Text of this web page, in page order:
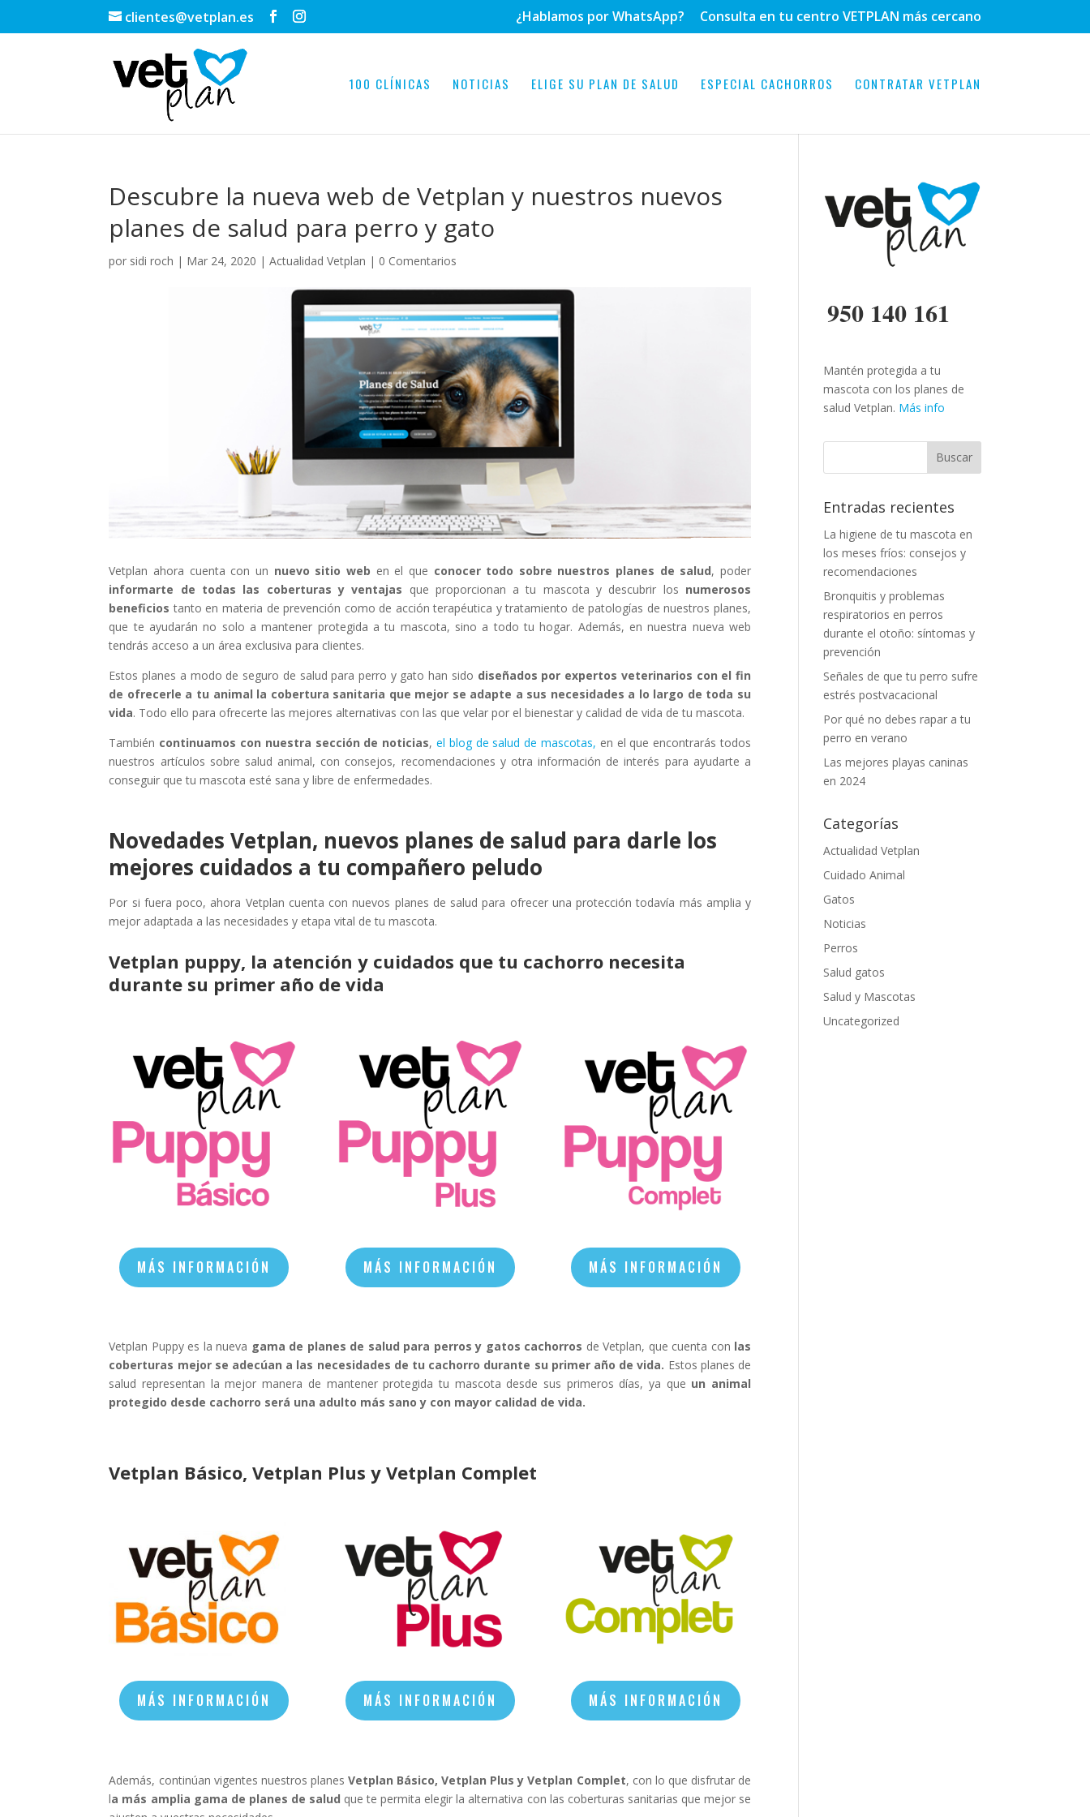
clientes@vetplan.es ¿Hablamos por WhatsApp? Consulta en tu centro VETPLAN más cercano
100 CLÍNICAS NOTICIAS ELIGE SU PLAN DE SALUD ESPECIAL CACHORROS CONTRATAR VETPLAN
Descubre la nueva web de Vetplan y nuestros nuevos
planes de salud para perro y gato
por sidi roch | Mar 24, 2020 |Actualidad Vetplan | 0 Comentarios
Vetplan ahora cuenta con un nuevo sitio web en el que conocer todo sobre nuestros planes de salud, poder
informarte de todas las coberturas y ventajas que proporcionan a tu mascota y descubrir los numerosos
beneficios tanto en materia de prevención como de acción terapéutica y tratamiento de patologías de nuestros planes,
que te ayudarán no solo a mantener protegida a tu mascota, sino a todo tu hogar. Además, en nuestra nueva web
tendrás acceso a un área exclusiva para clientes.
Estos planes a modo de seguro de salud para perro y gato han sido diseñados por expertos veterinarios con el fin
de ofrecerle a tu animal la cobertura sanitaria que mejor se adapte a sus necesidades a lo largo de toda su
vida. Todo ello para ofrecerte las mejores alternativas con las que velar por el bienestar y calidad de vida de tu mascota.
También continuamos con nuestra sección de noticias,el blog de salud de mascotas, en el que encontrarás todos
nuestros artículos sobre salud animal, con consejos, recomendaciones y otra información de interés para ayudarte a
conseguir que tu mascota esté sana y libre de enfermedades.
Novedades Vetplan, nuevos planes de salud para darle los
mejores cuidados a tu compañero peludo
Por si fuera poco, ahora Vetplan cuenta con nuevos planes de salud para ofrecer una protección todavía más amplia y
mejor adaptada a las necesidades y etapa vital de tu mascota.
Vetplan puppy, la atención y cuidados que tu cachorro necesita
durante su primer año de vida
MÁS INFORMACIÓN MÁS INFORMACIÓN MÁS INFORMACIÓN
Vetplan Puppy es la nueva gama de planes de salud para perros y gatos cachorros de Vetplan, que cuenta con las
coberturas mejor se adecúan a las necesidades de tu cachorro durante su primer año de vida. Estos planes de
salud representan la mejor manera de mantener protegida tu mascota desde sus primeros días, ya que un animal
protegido desde cachorro será una adulto más sano y con mayor calidad de vida.
Vetplan Básico, Vetplan Plus y Vetplan Complet
MÁS INFORMACIÓN MÁS INFORMACIÓN MÁS INFORMACIÓN
Además, continúan vigentes nuestros planes Vetplan Básico, Vetplan Plus y Vetplan Complet, con lo que disfrutar de
la más amplia gama de planes de salud que te permita elegir la alternativa con las coberturas sanitarias que mejor se
950 140 161
Mantén protegida a tu
mascota con los planes de
salud Vetplan. Más info
Entradas recientes
La higiene de tu mascota en
los meses fríos: consejos y
recomendaciones
Bronquitis y problemas
respiratorios en perros
durante el otoño: síntomas y
prevención
Señales de que tu perro sufre
estrés postvacacional
Por qué no debes rapar a tu
perro en verano
Las mejores playas caninas
en 2024
Categorías
Actualidad Vetplan
Cuidado Animal
Gatos
Noticias
Perros
Salud gatos
Salud y Mascotas
Uncategorized